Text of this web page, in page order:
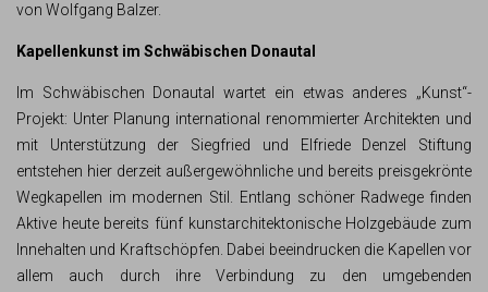
von Wolfgang Balzer.
Kapellenkunst im Schwäbischen Donautal
Im Schwäbischen Donautal wartet ein etwas anderes „Kunst“-
Projekt: Unter Planung international renommierter Architekten und
mit Unterstützung der Siegfried und Elfriede Denzel Stiftung
entstehen hier derzeit außergewöhnliche und bereits preisgekrönte
Wegkapellen im modernen Stil. Entlang schöner Radwege finden
Aktive heute bereits fünf kunstarchitektonische Holzgebäude zum
Innehalten und Kraftschöpfen. Dabei beeindrucken die Kapellen vor
allem auch durch ihre Verbindung zu den umgebenden